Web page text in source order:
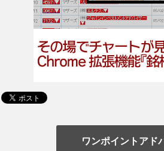
ワンポイントアド